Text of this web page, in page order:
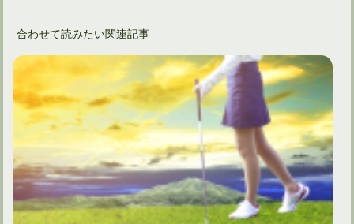
合わせて読みたい関連記事